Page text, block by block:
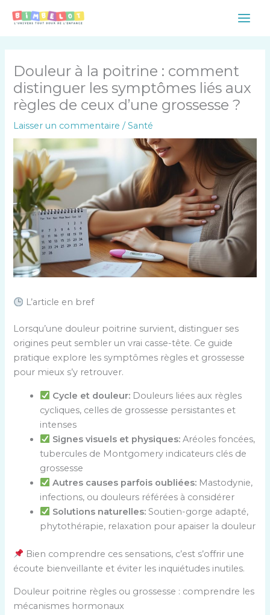
Main
Douleur à la poitrine : comment
distinguer les symptômes liés aux
règles de ceux d’une grossesse ?
Laisser un commentaire /Santé
L’article en bref
Lorsqu’une douleur poitrine survient, distinguer ses
origines peut sembler un vrai casse-tête. Ce guide
pratique explore les symptômes règles et grossesse
pour mieux s’y retrouver.
Cycle et douleur:Douleurs liées aux règles
cycliques, celles de grossesse persistantes et
intenses
Signes visuels et physiques:Aréoles foncées,
tubercules de Montgomery indicateurs clés de
grossesse
Autres causes parfois oubliées:Mastodynie,
infections, ou douleurs référées à considérer
Solutions naturelles:Soutien-gorge adapté,
phytothérapie, relaxation pour apaiser la douleur
Bien comprendre ces sensations, c’est s’offrir une
écoute bienveillante et éviter les inquiétudes inutiles.
Douleur poitrine règles ou grossesse : comprendre les
mécanismes hormonaux